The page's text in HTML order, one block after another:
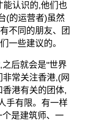
能认识的,他们也
(的运营者)虽然
不同的朋友、团
一些建议的。
后就会是"世界
常关注香港,(网
港有关的团体,
手有限。有一样
是建筑师、一